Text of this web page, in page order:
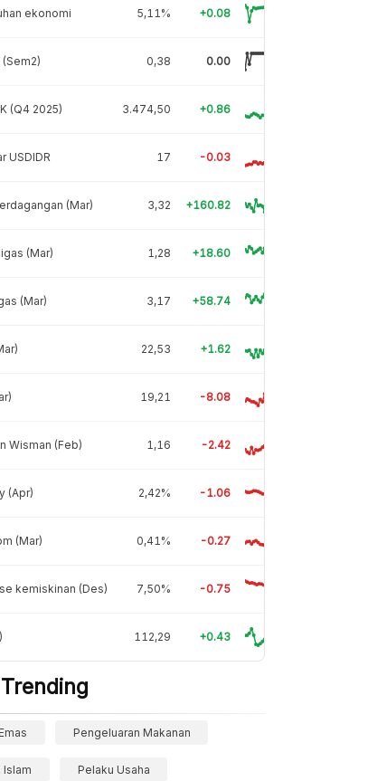
ekonomi 5,11% +0.08
(Sem2) 0,38 0.00
(Q4 2025) 3.474,50 +0.86
USDIDR 17 -0.03
(Mar) 3,32 +160.82
(Mar) 1,28 +18.60
(Mar) 3,17 +58.74
22,53 +1.62
19,21 -8.08
Wisman (Feb) 1,16 -2.42
(Apr) 2,42% -1.06
(Mar) 0,41% -0.27
kemiskinan (Des) 7,50% -0.75
112,29 +0.43
Pengeluaran Makanan
Islam Pelaku Usaha